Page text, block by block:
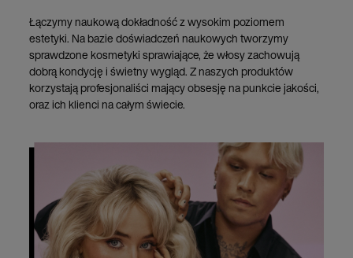
Łączymy naukową dokładność z wysokim poziomem
estetyki. Na bazie doświadczeń naukowych tworzymy
sprawdzone kosmetyki sprawiające, że włosy zachowują
dobrą kondycję i świetny wygląd. Z naszych produktów
korzystają profesjonaliści mający obsesję na punkcie jakości,
oraz ich klienci na całym świecie.